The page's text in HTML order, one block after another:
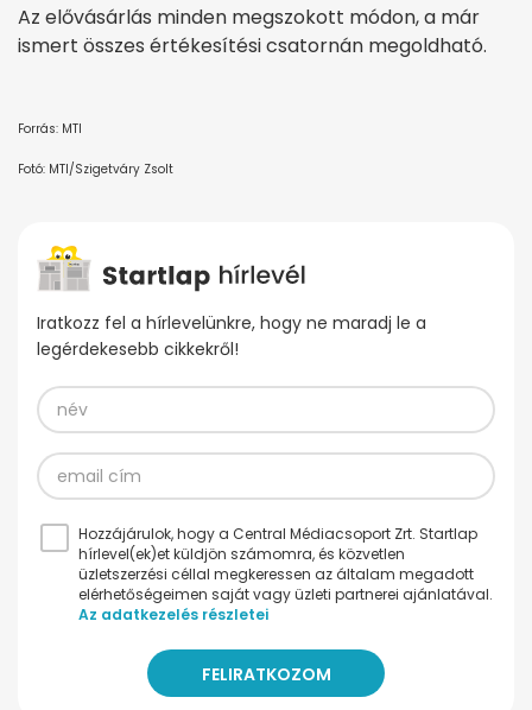
Az elővásárlás minden megszokott módon, a már
ismert összes értékesítési csatornán megoldható.
Forrás: MTI
Fotó: MTI/Szigetváry Zsolt
Iratkozz fel a hírlevelünkre, hogy ne maradj le a
legérdekesebb cikkekről!
Hozzájárulok, hogy a Central Médiacsoport Zrt. Startlap
hírlevel(ek)et küldjön számomra, és közvetlen
üzletszerzési céllal megkeressen az általam megadott
elérhetőségeimen saját vagy üzleti partnerei ajánlatával.
Az adatkezelés részletei